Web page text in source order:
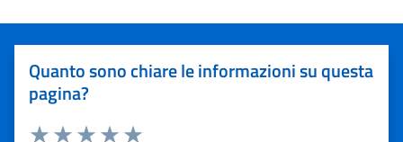
Quanto sono chiare le informazioni su questa
pagina?